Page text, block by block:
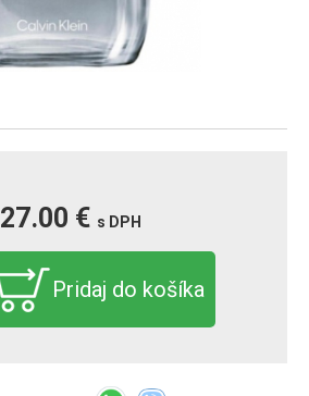
27.00 € s DPH